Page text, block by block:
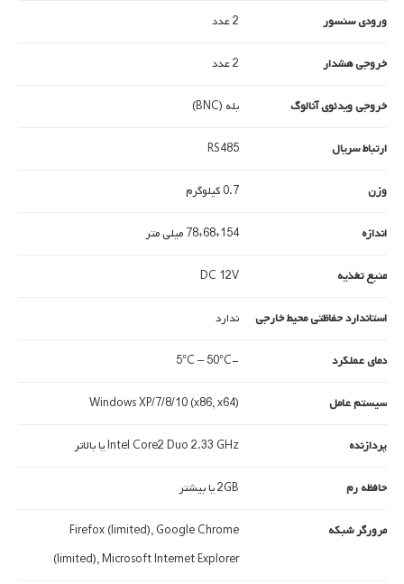
ورودی سنسور 2 عدد
خروجی هشدار 2 عدد
خروجی ویدئوی آنالوگ بله (BNC)
ارتباط سریال RS485
وزن 0.7 کیلوگرم
اندازه 154*68*78 میلی متر
منبع تغذیه DC 12V
استاندارد حفاظتی محیط خارجی ندارد
دمای عملکرد -5°C – 50°C
سیستم عامل Windows XP/7/8/10 (x86, x64)
پردازنده Intel Core2 Duo 2.33 GHz یا بالاتر
حافظه رم 2GB یا بیشتر
مرورگر شبکه
Firefox (limited), Google Chrome
(limited), Microsoft Internet Explorer